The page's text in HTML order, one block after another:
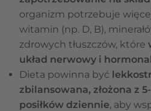
organizm potrzebuje
witamin (np. D, B),
zdrowych tłuszczów, które
układ nerwowy i
Dieta powinna być
zbilansowana, złożona z
posiłków dziennie, aby